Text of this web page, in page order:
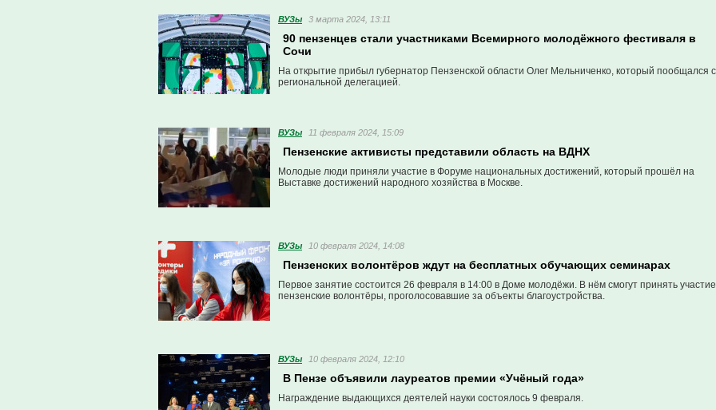
ВУЗы 3 марта 2024, 13:11
90 пензенцев стали участниками Всемирного молодёжного фестиваля в
Сочи
На открытие прибыл губернатор Пензенской области Олег Мельниченко, который пообщался с
региональной делегацией.
ВУЗы 11 февраля 2024, 15:09
Пензенские активисты представили область на ВДНХ
Молодые люди приняли участие в Форуме национальных достижений, который прошёл на
Выставке достижений народного хозяйства в Москве.
ВУЗы 10 февраля 2024, 14:08
Пензенских волонтёров ждут на бесплатных обучающих семинарах
Первое занятие состоится 26 февраля в 14:00 в Доме молодёжи. В нём смогут принять участие
пензенские волонтёры, проголосовавшие за объекты благоустройства.
ВУЗы 10 февраля 2024, 12:10
В Пензе объявили лауреатов премии «Учёный года»
Награждение выдающихся деятелей науки состоялось 9 февраля.